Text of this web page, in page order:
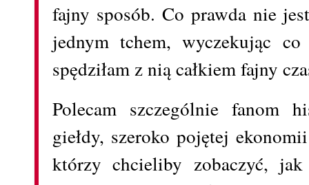
fajny sposób. Co prawda nie
jednym tchem, wyczekując
spędziłam z nią całkiem fajny
Polecam szczególnie fanom
giełdy, szeroko pojętej
którzy chcieliby zobaczyć,